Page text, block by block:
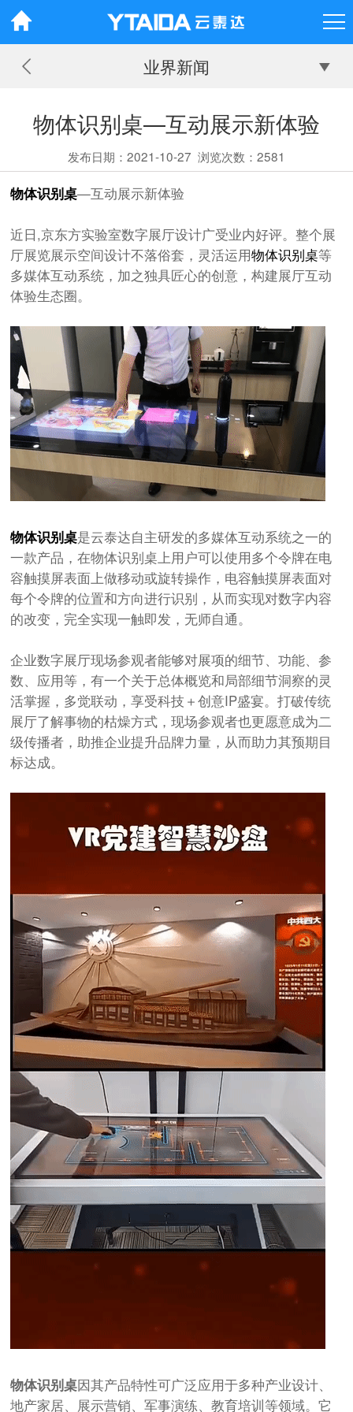
业界新闻
物体识别桌—互动展示新体验
发布日期：2021-10-27 浏览次数：2581
物体识别桌—互动展示新体验
近日,京东方实验室数字展厅设计广受业内好评。整个展
厅展览展示空间设计不落俗套，灵活运用物体识别桌等
多媒体互动系统，加之独具匠心的创意，构建展厅互动
体验生态圈。
物体识别桌是云泰达自主研发的多媒体互动系统之一的
一款产品，在物体识别桌上用户可以使用多个令牌在电
容触摸屏表面上做移动或旋转操作，电容触摸屏表面对
每个令牌的位置和方向进行识别，从而实现对数字内容
的改变，完全实现一触即发，无师自通。
企业数字展厅现场参观者能够对展项的细节、功能、参
数、应用等，有一个关于总体概览和局部细节洞察的灵
活掌握，多觉联动，享受科技＋创意IP盛宴。打破传统
展厅了解事物的枯燥方式，现场参观者也更愿意成为二
级传播者，助推企业提升品牌力量，从而助力其预期目
标达成。
物体识别桌因其产品特性可广泛应用于多种产业设计、
地产家居、展示营销、军事演练、教育培训等领域。它